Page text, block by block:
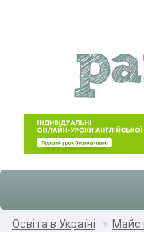
Освіта в Україні